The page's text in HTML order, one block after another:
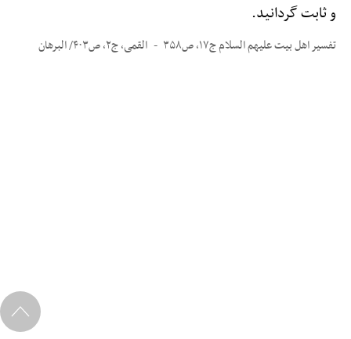
و ثابت گردانید.
تفسیر اهل بیت علیهم السلام ج۱۷، ص۳۵۸ القمی، ج۲، ص۴۰۳/ البرهان